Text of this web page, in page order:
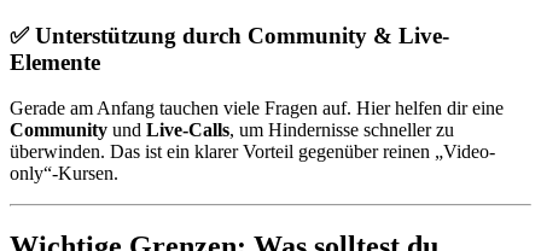
✅ Unterstützung durch Community & Live-
Elemente
Gerade am Anfang tauchen viele Fragen auf. Hier helfen dir eine
Community und Live-Calls, um Hindernisse schneller zu
überwinden. Das ist ein klarer Vorteil gegenüber reinen „Video-
only“-Kursen.